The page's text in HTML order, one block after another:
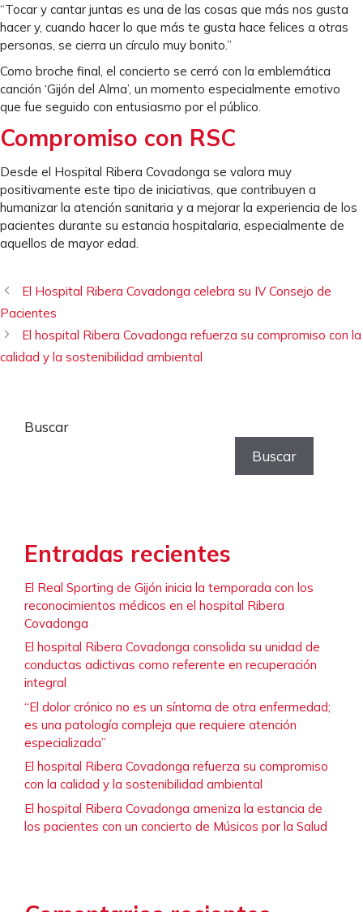
“Tocar y cantar juntas es una de las cosas que más nos gusta
hacer y, cuando hacer lo que más te gusta hace felices a otras
personas, se cierra un círculo muy bonito.”
Como broche final, el concierto se cerró con la emblemática
canción ‘Gijón del Alma’, un momento especialmente emotivo
que fue seguido con entusiasmo por el público.
Compromiso con RSC
Desde el Hospital Ribera Covadonga se valora muy
positivamente este tipo de iniciativas, que contribuyen a
humanizar la atención sanitaria y a mejorar la experiencia de los
pacientes durante su estancia hospitalaria, especialmente de
aquellos de mayor edad.
El Hospital Ribera Covadonga celebra su IV Consejo de
Pacientes
El hospital Ribera Covadonga refuerza su compromiso con la
calidad y la sostenibilidad ambiental
Buscar
Buscar
Entradas recientes
El Real Sporting de Gijón inicia la temporada con los
reconocimientos médicos en el hospital Ribera
Covadonga
El hospital Ribera Covadonga consolida su unidad de
conductas adictivas como referente en recuperación
integral
“El dolor crónico no es un síntoma de otra enfermedad;
es una patología compleja que requiere atención
especializada”
El hospital Ribera Covadonga refuerza su compromiso
con la calidad y la sostenibilidad ambiental
El hospital Ribera Covadonga ameniza la estancia de
los pacientes con un concierto de Músicos por la Salud